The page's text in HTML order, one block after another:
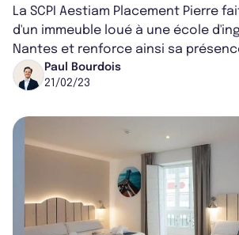
La SCPI Aestiam Placement Pierre
d'un immeuble loué à une école
Nantes et renforce ainsi sa
secteur de l'éducation.
Paul Bourdois
21/02/23